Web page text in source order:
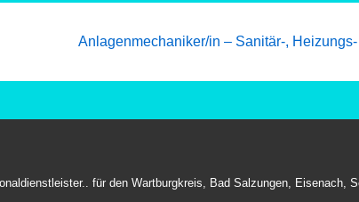
Next
Anlagenmechaniker/in – Sanitär-,
für den Wartburgkreis, Bad Salzungen, Eisenach,